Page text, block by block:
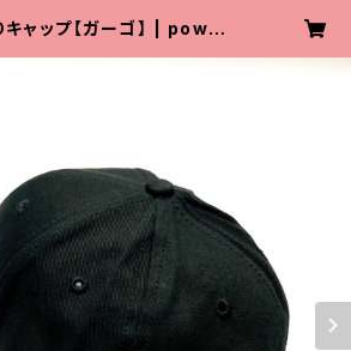
キャップ【ガーゴ】 | powar